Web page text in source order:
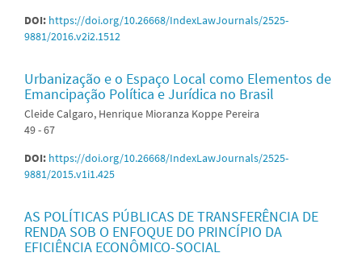
DOI: https://doi.org/10.26668/IndexLawJournals/2525-
9881/2016.v2i2.1512
Urbanização e o Espaço Local como Elementos de
Emancipação Política e Jurídica no Brasil
Cleide Calgaro, Henrique Mioranza Koppe Pereira
49 - 67
DOI: https://doi.org/10.26668/IndexLawJournals/2525-
9881/2015.v1i1.425
AS POLÍTICAS PÚBLICAS DE TRANSFERÊNCIA DE
RENDA SOB O ENFOQUE DO PRINCÍPIO DA
EFICIÊNCIA ECONÔMICO-SOCIAL